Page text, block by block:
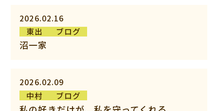
沼一家
2026.02.16
東出
ブログ
2026.02.09
中村
ブログ